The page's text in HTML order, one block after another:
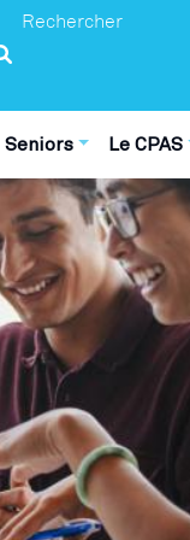
Search
Seniors Le CPAS